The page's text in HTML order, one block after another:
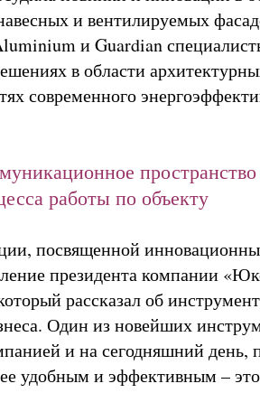
и вентилируемых
и Guardian
в области
современного
пространство
работы по объекту
посвященной
президента компании
рассказал об
Один из новейших
и на сегодняшний день,
удобным и эффективным – это